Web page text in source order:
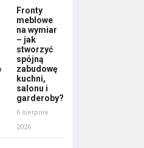
Fronty
meblowe
na wymiar
– jak
stworzyć
spójną
zabudowę
kuchni,
salonu i
garderoby?
6 sierpnia
2026